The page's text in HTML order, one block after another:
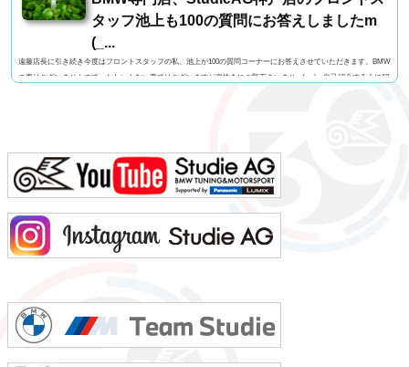
タッフ池上も100の質問にお答えしましたm
(_...
遠藤店長に引き続き今度はフロントスタッフの私、池上が100の質問コーナーにお答えさせていただきます。BMW
の事はございませんので、たわいもない事ではございますが息抜きにご覧下さいませm(_ _)m自己紹介する人に10